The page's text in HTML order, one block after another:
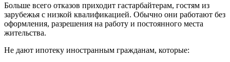
Больше всего отказов приходит гастарбайтерам, гостям из
зарубежья с низкой квалификацией. Обычно они работают без
оформления, разрешения на работу и постоянного места
жительства.
Не дают ипотеку иностранным гражданам, которые: